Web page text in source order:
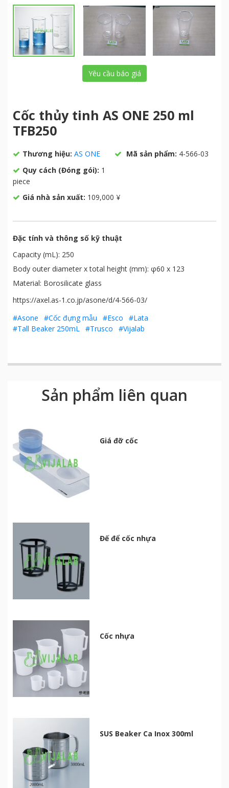
Yêu cầu báo giá
Cốc thủy tinh AS ONE 250 ml
TFB250
Thương hiệu: AS ONE Mã sản phẩm: 4-566-03
Quy cách (Đóng gói): 1
piece
Giá nhà sản xuất: 109,000 ¥
Đặc tính và thông số kỹ thuật
Capacity (mL): 250
Body outer diameter x total height (mm): φ60 x 123
Material: Borosilicate glass
https://axel.as-1.co.jp/asone/d/4-566-03/
#Asone
#Cốc đựng mẫu #Esco
#Lata
#Tall Beaker 250mL #Trusco #Vijalab
Sản phẩm liên quan
Giá đỡ cốc
Đế để cốc nhựa
Cốc nhựa
SUS Beaker Ca Inox 300ml